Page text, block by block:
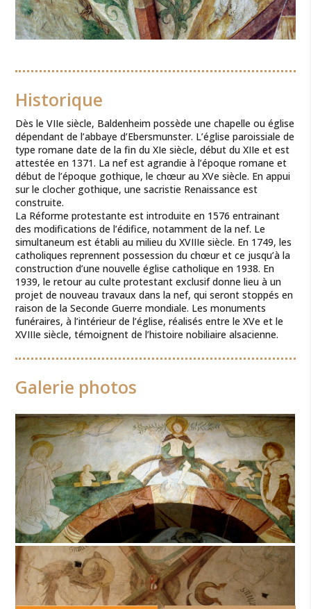
Historique
Dès le VIIe siècle, Baldenheim possède une chapelle ou église
dépendant de l’abbaye d’Ebersmunster. L’église paroissiale de
type romane date de la fin du XIe siècle, début du XIIe et est
attestée en 1371. La nef est agrandie à l’époque romane et
début de l’époque gothique, le chœur au XVe siècle. En appui
sur le clocher gothique, une sacristie Renaissance est
construite.
La Réforme protestante est introduite en 1576 entrainant
des modifications de l’édifice, notamment de la nef. Le
simultaneum est établi au milieu du XVIIIe siècle. En 1749, les
catholiques reprennent possession du chœur et ce jusqu’à la
construction d’une nouvelle église catholique en 1938. En
1939, le retour au culte protestant exclusif donne lieu à un
projet de nouveau travaux dans la nef, qui seront stoppés en
raison de la Seconde Guerre mondiale. Les monuments
funéraires, à l’intérieur de l’église, réalisés entre le XVe et le
XVIIIe siècle, témoignent de l’histoire nobiliaire alsacienne.
Galerie photos